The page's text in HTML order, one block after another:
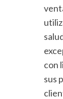
con
sus